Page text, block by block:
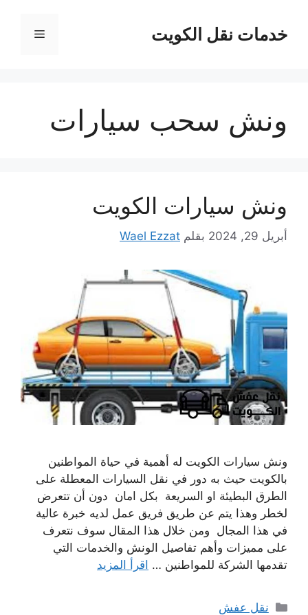
المحتوىخدمات نقل الكويت القائمة
ونش سحب سيارات
ونش سيارات الكويت
أبريل 29, 2024 بقلم Wael Ezzat
ونش سيارات الكويت له أهمية في حياة المواطنين
بالكويت حيث به دور في نقل السيارات المعطلة على
الطرق البطيئة او السريعة بكل امان دون أن تتعرض
لخطر وهذا يتم عن طريق فريق عمل لديه خبرة عالية
في هذا المجال ومن خلال هذا المقال سوف نتعرف
على مميزات وأهم تفاصيل الونش والخدمات التي
تقدمها الشركة للمواطنين … اقرأ المزيد
التصنيفات
نقل عفش